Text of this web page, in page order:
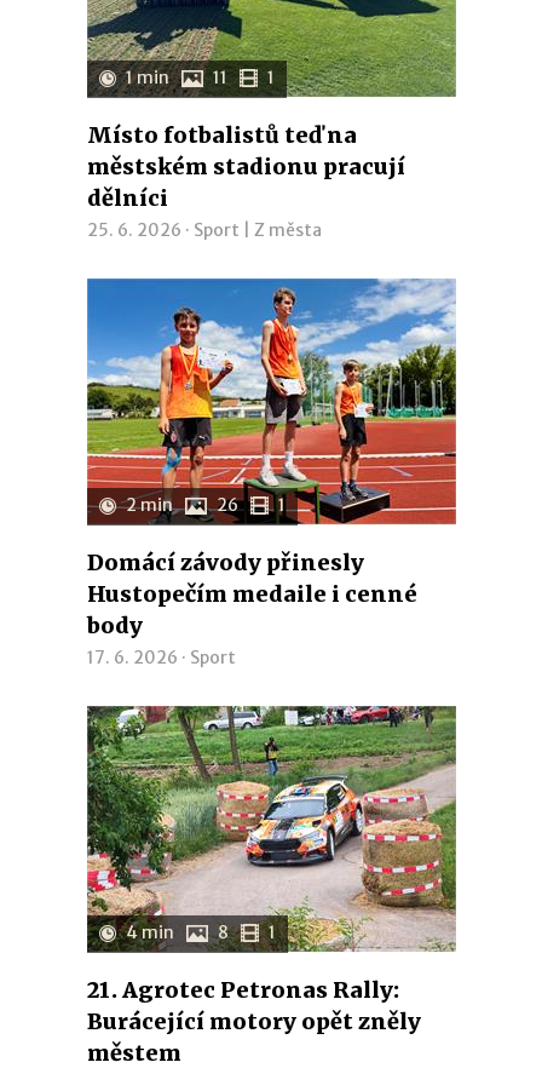
1 min 11 1
Místo fotbalistů teď na
městském stadionu pracují
dělníci
25. 6. 2026 · Sport Z města
2 min 26 1
Domácí závody přinesly
Hustopečím medaile i cenné
body
17. 6. 2026 · Sport
4 min 8 1
21. Agrotec Petronas Rally:
Burácející motory opět zněly
městem